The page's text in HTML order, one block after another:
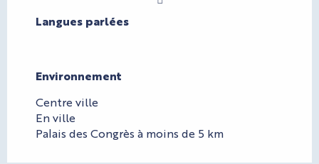
Langues parlées
Langues parlées
Environnement
Environnement
Centre ville
En ville
Palais des Congrès à moins de 5 km